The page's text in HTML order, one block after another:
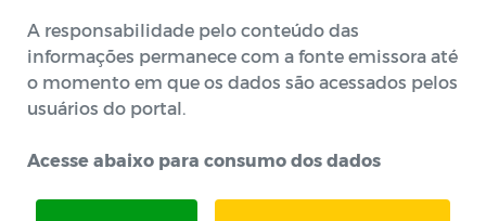
A responsabilidade pelo conteúdo das
informações permanece com a fonte emissora até
o momento em que os dados são acessados pelos
usuários do portal.
Acesse abaixo para consumo dos dados